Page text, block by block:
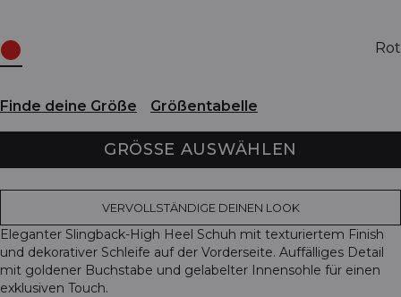
Rot
Finde deine Größe Größentabelle
GRÖSSE AUSWÄHLEN
VERVOLLSTÄNDIGE DEINEN LOOK
Eleganter Slingback-High Heel Schuh mit texturiertem Finish
und dekorativer Schleife auf der Vorderseite. Auffälliges Detail
mit goldener Buchstabe und gelabelter Innensohle für einen
exklusiven Touch.